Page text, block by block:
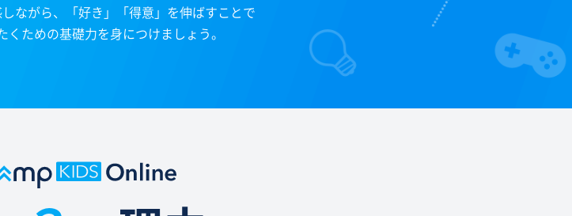
ながら、「好き」「得意」を伸ばすことで
くための基礎力を身につけましょう。